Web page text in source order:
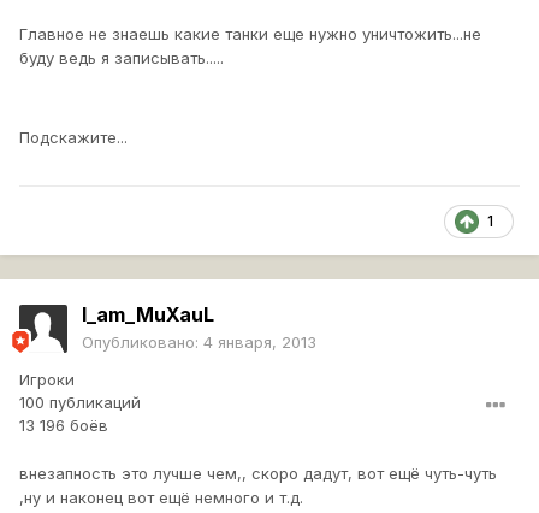
Главное не знаешь какие танки еще нужно уничтожить...не
буду ведь я записывать.....
Подскажите...
1
I_am_MuXauL
Опубликовано: 4 января, 2013
Игроки
100 публикаций
13 196 боёв
внезапность это лучше чем,, скоро дадут, вот ещё чуть-чуть
,ну и наконец вот ещё немного и т.д.